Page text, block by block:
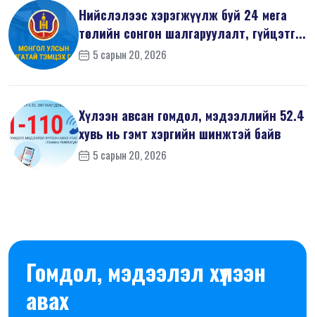
Нийслэлээс хэрэгжүүлж буй 24 мега
төслийн сонгон шалгаруулалт, гүйцэтг...
5 сарын 20, 2026
Хүлээн авсан гомдол, мэдээллийн 52.4
хувь нь гэмт хэргийн шинжтэй байв
5 сарын 20, 2026
Гомдол, мэдээлэл хүлээн
авах